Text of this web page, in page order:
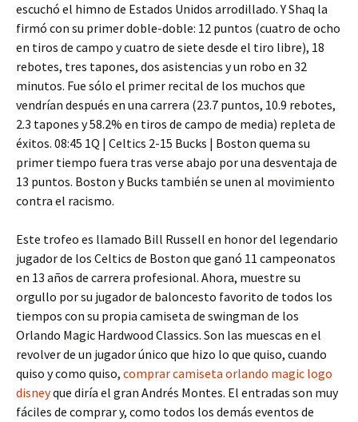
escuchó el himno de Estados Unidos arrodillado. Y Shaq la
firmó con su primer doble-doble: 12 puntos (cuatro de ocho
en tiros de campo y cuatro de siete desde el tiro libre), 18
rebotes, tres tapones, dos asistencias y un robo en 32
minutos. Fue sólo el primer recital de los muchos que
vendrían después en una carrera (23.7 puntos, 10.9 rebotes,
2.3 tapones y 58.2% en tiros de campo de media) repleta de
éxitos. 08:45 1Q | Celtics 2-15 Bucks | Boston quema su
primer tiempo fuera tras verse abajo por una desventaja de
13 puntos. Boston y Bucks también se unen al movimiento
contra el racismo.
Este trofeo es llamado Bill Russell en honor del legendario
jugador de los Celtics de Boston que ganó 11 campeonatos
en 13 años de carrera profesional. Ahora, muestre su
orgullo por su jugador de baloncesto favorito de todos los
tiempos con su propia camiseta de swingman de los
Orlando Magic Hardwood Classics. Son las muescas en el
revolver de un jugador único que hizo lo que quiso, cuando
quiso y como quiso, comprar camiseta orlando magic logo
disneyque diría el gran Andrés Montes. El entradas son muy
fáciles de comprar y, como todos los demás eventos de